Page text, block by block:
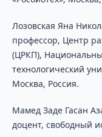
Лозовская Яна
профессор, Центр
(ЦРКП),
технологический
Москва, Россия.
Мамед Заде Гасан
доцент, свободный